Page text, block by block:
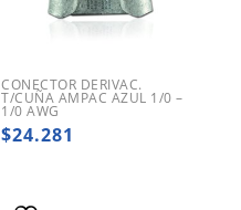
CONECTOR DERIVAC.
T/CUÑA AMPAC AZUL 1/0 –
1/0 AWG
$24.281